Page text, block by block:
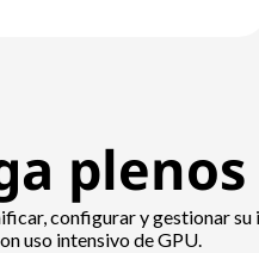
plenos
configurar y gestionar
uso intensivo de GPU.